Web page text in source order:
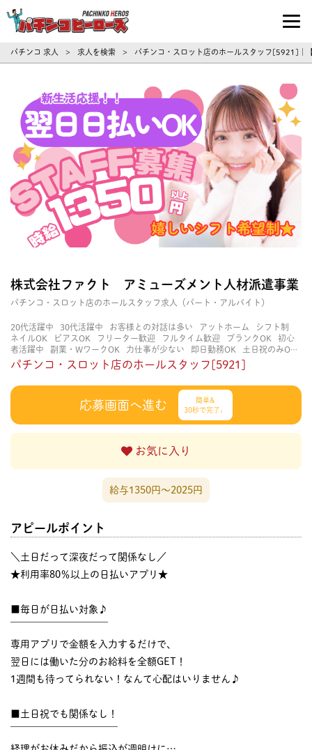
パチンコ求人・転職ならパチンコヒーロ
パチンコ 求人 > 求人を検索 > パチンコ・スロット店のホールスタッフ[5921]
株式会社ファクト アミューズメント人材派遣事業
パチンコ・スロット店のホールスタッフ求人（パート・アルバイト）
20代活躍中 30代活躍中 お客様との対話は多い アットホーム
シフト制
ネイルOK
ピアスOK フリーター歓迎 フルタイム歓迎 ブランクOK
初心
者活躍中
副業・WワークOK 力仕事が少ない 即日勤務OK
土日祝のみOK
学歴不問
服装自由 未経験・初心者OK 決められた時間できっちり
経験不要
立ち仕事 経験者・有資格者歓迎 自分の都合に合わせやすい
自由
パチンコ・スロット店のホールスタッフ[5921]
応募画面へ進む
簡単&
30秒で完了♩
お気に入り
給与1350円〜2025円
アピールポイント
＼土日だって深夜だって関係なし／
★利用率80％以上の日払いアプリ★
■毎日が日払い対象♪
専用アプリで金額を入力するだけで、
翌日には働いた分のお給料を全額GET！
1週間も待ってられない！なんて心配はいりません♪
■土日祝でも関係なし！